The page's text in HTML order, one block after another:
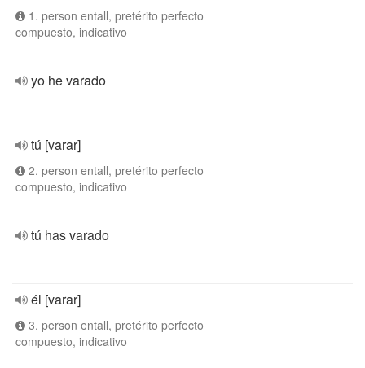
1. person entall, pretérito perfecto
compuesto, indicativo
yo he varado
tú [varar]
2. person entall, pretérito perfecto
compuesto, indicativo
tú has varado
él [varar]
3. person entall, pretérito perfecto
compuesto, indicativo